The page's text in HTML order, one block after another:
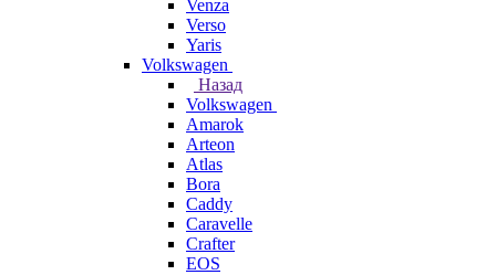
Venza
Verso
Yaris
Volkswagen
Назад
Volkswagen
Amarok
Arteon
Atlas
Bora
Caddy
Caravelle
Crafter
EOS